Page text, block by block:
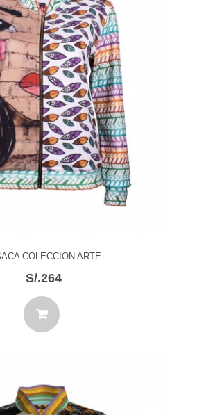
COLECCION ARTE
S/.264